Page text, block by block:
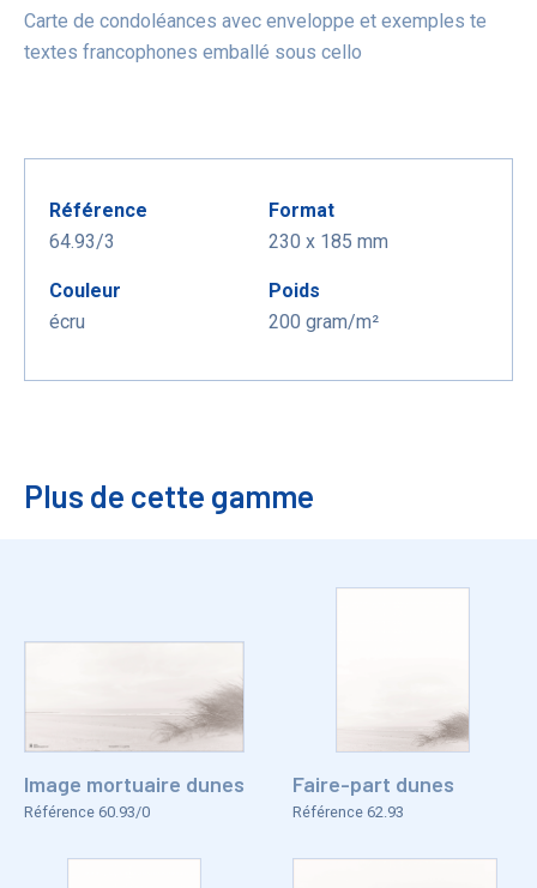
Carte de condoléances avec enveloppe et exemples te
textes francophones emballé sous cello
Référence
64.93/3
Format
230 x 185 mm
Couleur
écru
Poids
200 gram/m²
Plus de cette gamme
Image mortuaire dunes
Référence 60.93/0
Faire-part dunes
Référence 62.93